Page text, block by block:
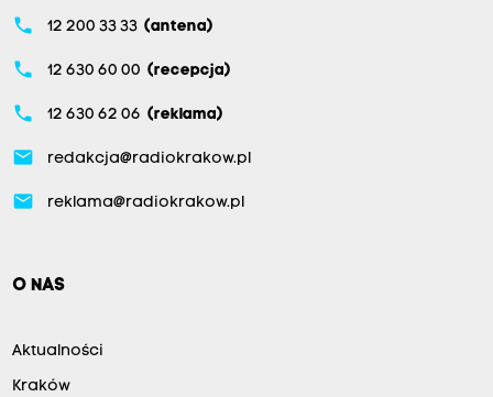
phone 12 200 33 33 (antena)
phone 12 630 60 00 (recepcja)
phone 12 630 62 06 (reklama)
email redakcja@radiokrakow.pl
email reklama@radiokrakow.pl
O NAS
Aktualności
Kraków